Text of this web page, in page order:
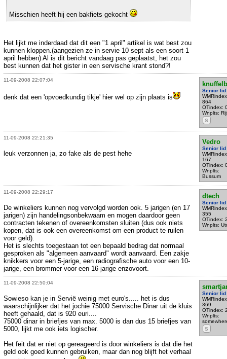
Misschien heeft hij een bakfiets gekocht
Het lijkt me inderdaad dat dit een "1 april" artikel is wat best zou
kunnen kloppen.(aangezien ze in servie 10 sept als een soort 1
april hebben) Al is dit bericht vandaag pas geplaatst, het zou
best kunnen dat het gister in een servische krant stond?!
11-09-2008 22:07:04
Senior lid
864
OTindex:
Wnplts:
S
denk dat een 'opvoedkundig tikje' hier wel op zijn plaats is
11-09-2008 22:21:35
Vedro
Senior lid
167
OTindex:
Wnplts:
Bussum
leuk verzonnen ja, zo fake als de pest hehe
11-09-2008 22:29:17
dtech
Senior lid
355
OTindex:
Wnplts:
De winkeliers kunnen nog vervolgd worden ook. 5 jarigen (en 17
jarigen) zijn handelingsonbekwaam en mogen daardoor geen
contracten tekenen of overeenkomsten sluiten (dus ook niets
kopen, dat is ook een overeenkomst om een product te ruilen
voor geld).
Het is slechts toegestaan tot een bepaald bedrag dat normaal
gesproken als "algemeen aanvaard" wordt aanvaard. Een zakje
knikkers voor een 5-jarige, een radiografische auto voor een 10-
jarige, een brommer voor een 16-jarige enzovoort.
11-09-2008 22:50:04
Senior lid
369
OTindex:
Wnplts:
S
Sowieso kan je in Servië weinig met euro's..... het is dus
waarschijnlijker dat het jochie 75000 Servische Dinar uit de kluis
heeft gehaald, dat is 920 euri....
75000 dinar in briefjes van max. 5000 is dan dus 15 briefjes van
5000, lijkt me ook iets logischer.
Het feit dat er niet op gereageerd is door winkeliers is dat die het
geld ook goed kunnen gebruiken, maar dan nog blijft het verhaal